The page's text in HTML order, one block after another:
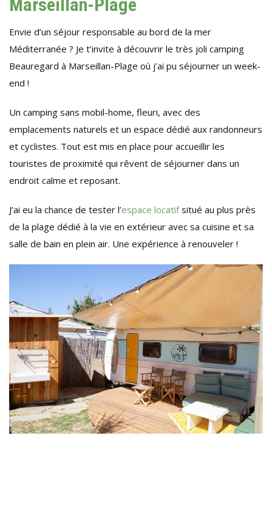
Marseillan-Plage
Envie d’un séjour responsable au bord de la mer
Méditerranée ? Je t’invite à découvrir le très joli camping
Beauregard à Marseillan-Plage où j’ai pu séjourner un week-
end !
Un camping sans mobil-home, fleuri, avec des
emplacements naturels et un espace dédié aux randonneurs
et cyclistes. Tout est mis en place pour accueillir les
touristes de proximité qui rêvent de séjourner dans un
endroit calme et reposant.
J’ai eu la chance de tester l’espace locatifsitué au plus près
de la plage dédié à la vie en extérieur avec sa cuisine et sa
salle de bain en plein air. Une expérience à renouveler !